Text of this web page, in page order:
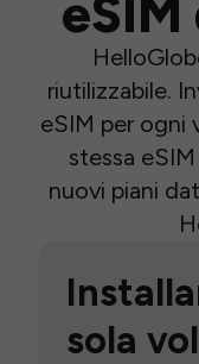
riutilizzabile.
eSIM per ogni
stessa
nuovi piani
sola